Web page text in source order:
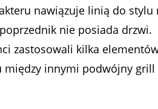
nawiązuje linią do stylu
nie posiada drzwi.
zastosowali kilka
między innymi podwójny grill